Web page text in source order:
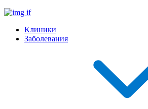
Клиники
Заболевания